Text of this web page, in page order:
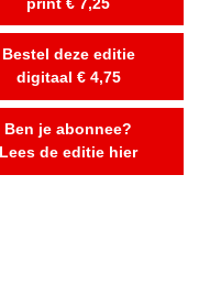
Bestel deze editie
digitaal € 4,75
Ben je abonnee?
Lees de editie hier